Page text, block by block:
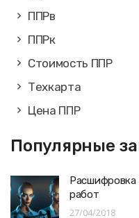
ППРв
ППРк
Стоимость ППР
Техкарта
Цена ППР
Популярные
работ
27/04/2018